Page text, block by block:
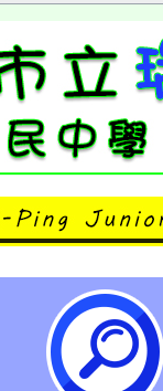
世貿一
園市立